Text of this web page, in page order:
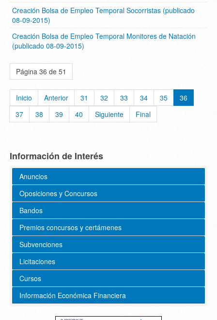
Creación Bolsa de Empleo Temporal Socorristas (publicado
08-09-2015)
Creación Bolsa de Empleo Temporal Monitores de Natación
(publicado 08-09-2015)
Página 36 de 51
Inicio Anterior 31 32 33 34 35
36
37
38 39 40 Siguiente Final
Información de Interés
Anuncios
Oposiciones y Concursos
Bandos
Premios concursos y certámenes
Subvenciones
Licitaciones
Cursos
Información Económica Financiera